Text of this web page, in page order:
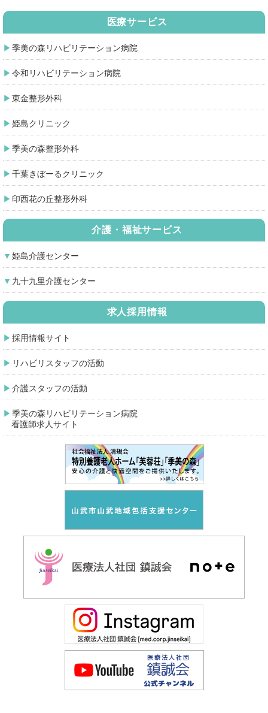
医療サービス
季美の森リハビリテーション病院
令和リハビリテーション病院
東金整形外科
姫島クリニック
季美の森整形外科
千葉きぼーるクリニック
印西花の丘整形外科
介護・福祉サービス
姫島介護センター
九十九里介護センター
求人採用情報
採用情報サイト
リハビリスタッフの活動
介護スタッフの活動
季美の森リハビリテーション病院
看護師求人サイト